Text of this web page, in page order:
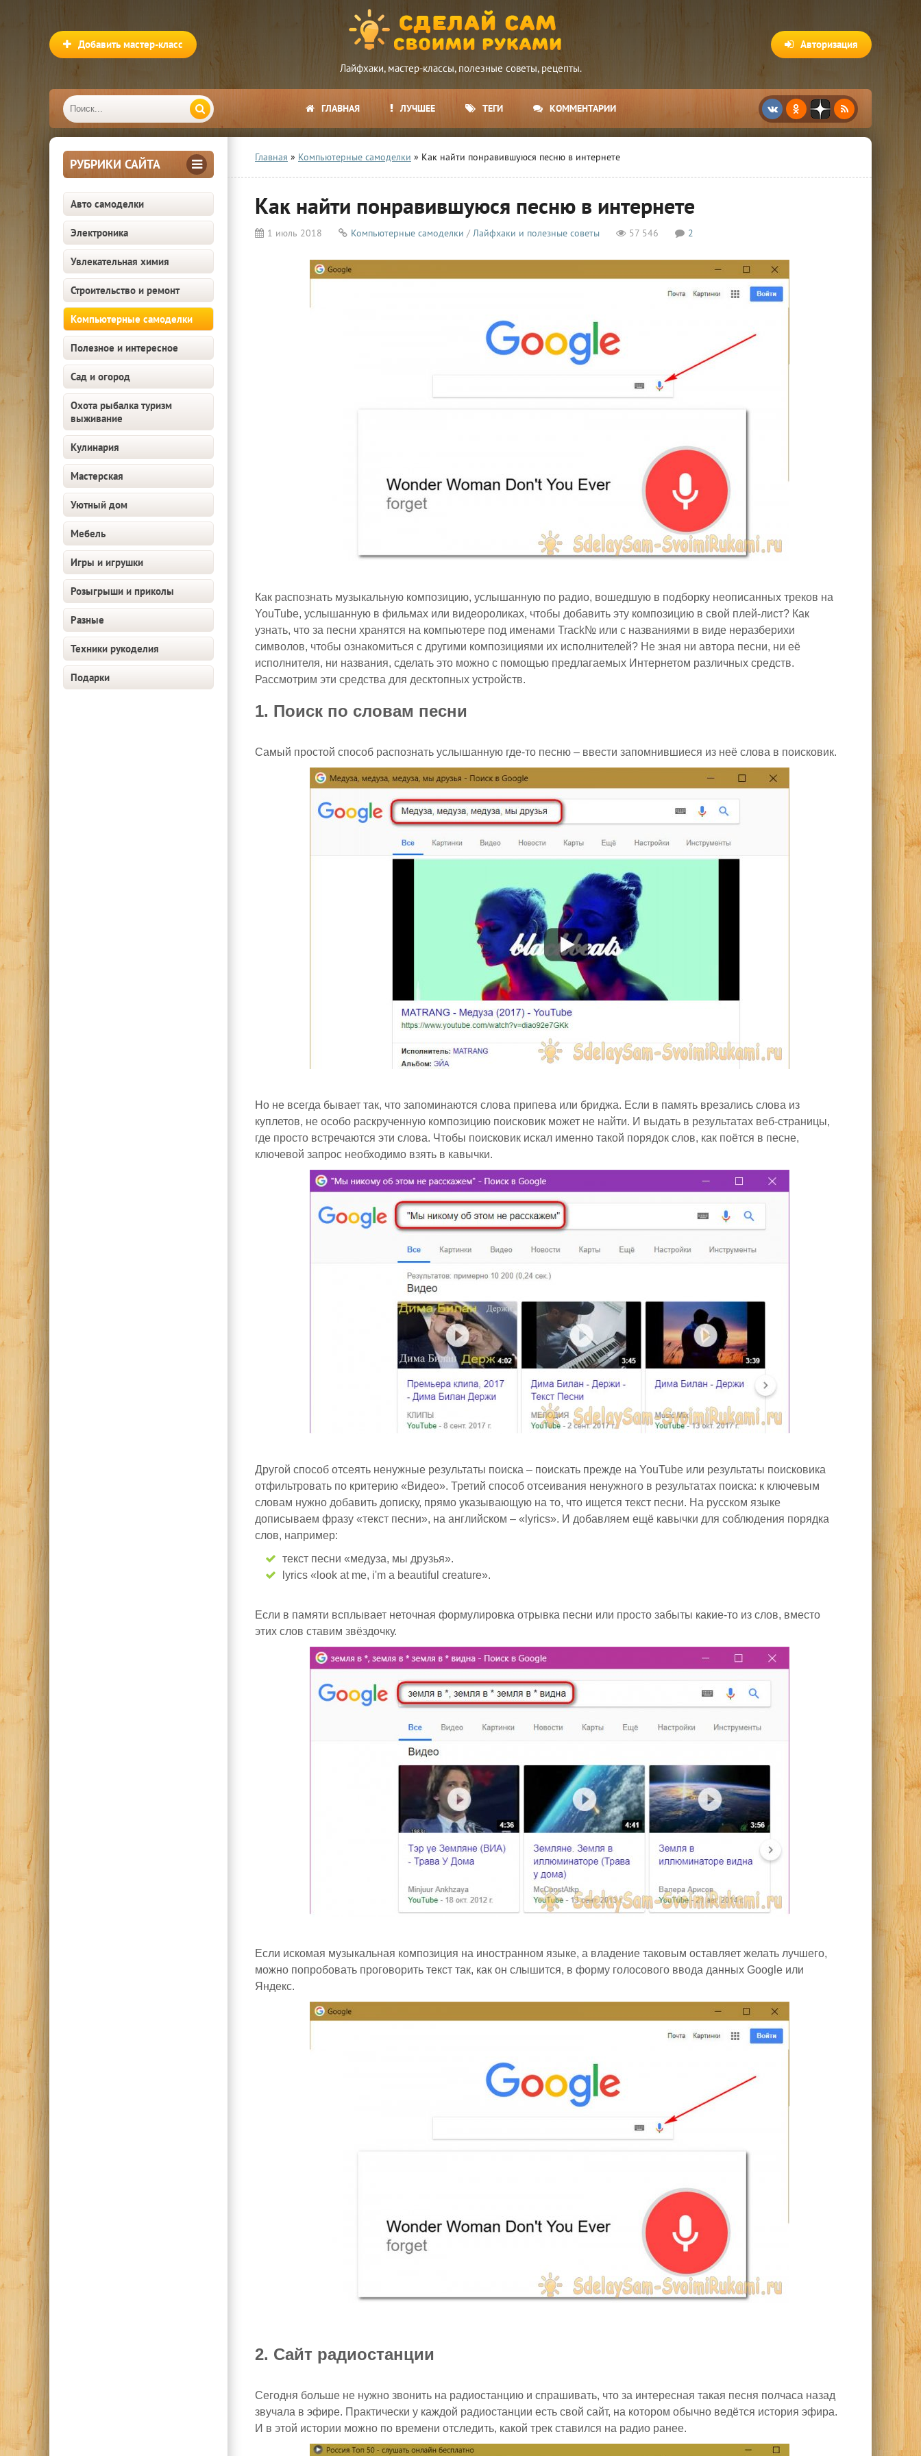
Лайфхаки, мастер-классы, полезные советы, рецепты.
Авторизация
Добавить мастер-класс
ГЛАВНАЯ ЛУЧШЕЕ ТЕГИ КОММЕНТАРИИ
РУБРИКИ САЙТА
Авто самоделки
Электроника
Увлекательная химия
Строительство и ремонт
Компьютерные самоделки
Полезное и интересное
Сад и огород
Охота рыбалка туризм
выживание
Кулинария
Мастерская
Уютный дом
Мебель
Игры и игрушки
Розыгрыши и приколы
Разные
Техники рукоделия
Подарки
Главная » Компьютерные самоделки » Как найти понравившуюся песню в интернете
Как найти понравившуюся песню в интернете
1 июль 2018 Компьютерные самоделки /Лайфхаки и полезные советы 57 546 2
Как распознать музыкальную композицию, услышанную по радио, вошедшую в подборку неописанных треков на
YouTube, услышанную в фильмах или видеороликах, чтобы добавить эту композицию в свой плей-лист? Как
узнать, что за песни хранятся на компьютере под именами Track№ или с названиями в виде неразберихи
символов, чтобы ознакомиться с другими композициями их исполнителей? Не зная ни автора песни, ни её
исполнителя, ни названия, сделать это можно с помощью предлагаемых Интернетом различных средств.
Рассмотрим эти средства для десктопных устройств.
1. Поиск по словам песни
Самый простой способ распознать услышанную где-то песню – ввести запомнившиеся из неё слова в поисковик.
Но не всегда бывает так, что запоминаются слова припева или бриджа. Если в память врезались слова из
куплетов, не особо раскрученную композицию поисковик может не найти. И выдать в результатах веб-страницы,
где просто встречаются эти слова. Чтобы поисковик искал именно такой порядок слов, как поётся в песне,
ключевой запрос необходимо взять в кавычки.
Другой способ отсеять ненужные результаты поиска – поискать прежде на YouTube или результаты поисковика
отфильтровать по критерию «Видео». Третий способ отсеивания ненужного в результатах поиска: к ключевым
словам нужно добавить дописку, прямо указывающую на то, что ищется текст песни. На русском языке
дописываем фразу «текст песни», на английском – «lyrics». И добавляем ещё кавычки для соблюдения порядка
слов, например:
текст песни «медуза, мы друзья».
lyrics «look at me, i'm a beautiful creature».
Если в памяти всплывает неточная формулировка отрывка песни или просто забыты какие-то из слов, вместо
этих слов ставим звёздочку.
Если искомая музыкальная композиция на иностранном языке, а владение таковым оставляет желать лучшего,
можно попробовать проговорить текст так, как он слышится, в форму голосового ввода данных Google или
Яндекс.
2. Сайт радиостанции
Сегодня больше не нужно звонить на радиостанцию и спрашивать, что за интересная такая песня полчаса назад
звучала в эфире. Практически у каждой радиостанции есть свой сайт, на котором обычно ведётся история эфира.
И в этой истории можно по времени отследить, какой трек ставился на радио ранее.